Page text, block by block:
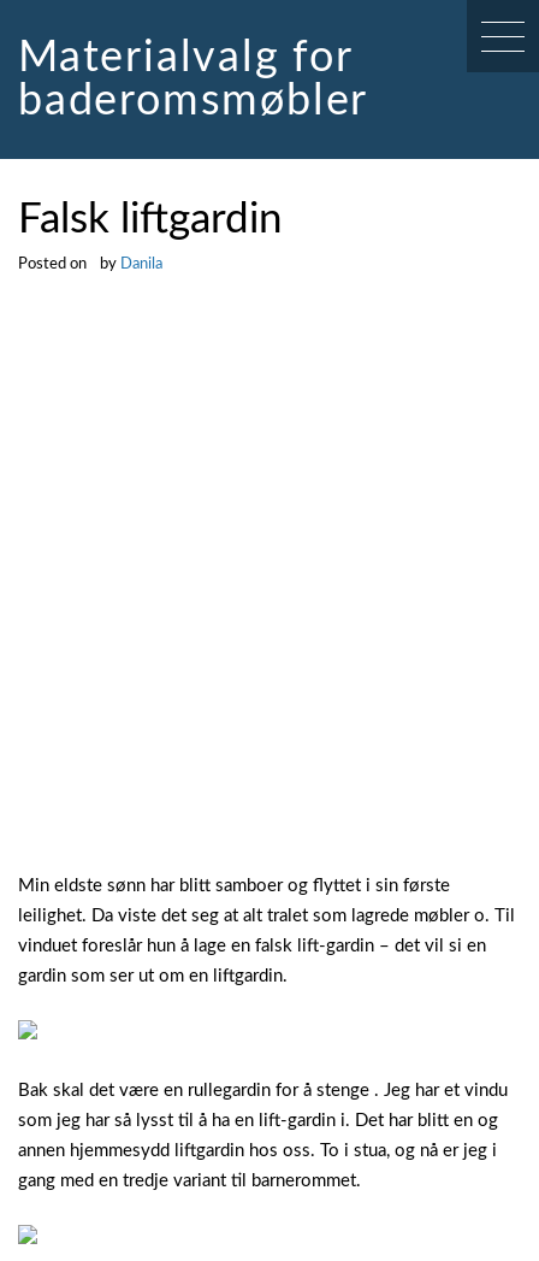
contentMaterialvalg for
baderomsmøbler
Falsk liftgardin
Posted on by Danila
Min eldste sønn har blitt samboer og flyttet i sin første
leilighet. Da viste det seg at alt tralet som lagrede møbler o. Til
vinduet foreslår hun å lage en falsk lift-gardin – det vil si en
gardin som ser ut om en liftgardin.
Bak skal det være en rullegardin for å stenge . Jeg har et vindu
som jeg har så lysst til å ha en lift-gardin i. Det har blitt en og
annen hjemmesydd liftgardin hos oss. To i stua, og nå er jeg i
gang med en tredje variant til barnerommet.